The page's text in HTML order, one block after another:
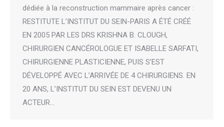
dédiée à la reconstruction mammaire après cancer :
RESTITUTE L’INSTITUT DU SEIN-PARIS A ÉTÉ CRÉÉ
EN 2005 PAR LES DRS KRISHNA B. CLOUGH,
CHIRURGIEN CANCÉROLOGUE ET ISABELLE SARFATI,
CHIRURGIENNE PLASTICIENNE, PUIS S’EST
DÉVELOPPÉ AVEC L’ARRIVÉE DE 4 CHIRURGIENS. EN
20 ANS, L’INSTITUT DU SEIN EST DEVENU UN
ACTEUR…